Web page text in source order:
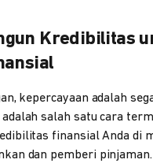
Kredibilitas
kepercayaan adalah
adalah salah satu cara
finansial Anda di
dan pemberi pinjaman.